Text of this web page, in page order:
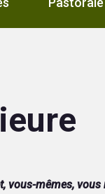
mêmes,